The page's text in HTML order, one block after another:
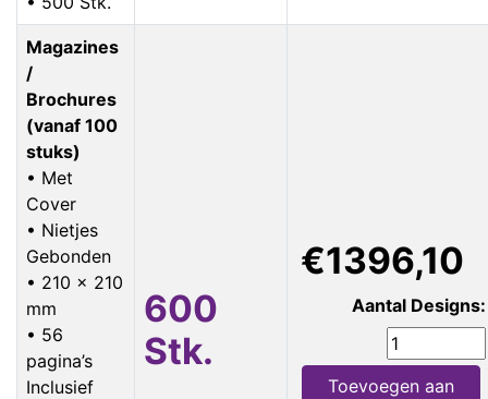
Magazines
/
Brochures
(vanaf 100
stuks)
• Met
Cover
• Nietjes
Gebonden
• 210 x 210
mm
• 56
pagina’s
Inclusief
600
Stk.
€1396,10
Aantal Designs:
Toevoegen aan